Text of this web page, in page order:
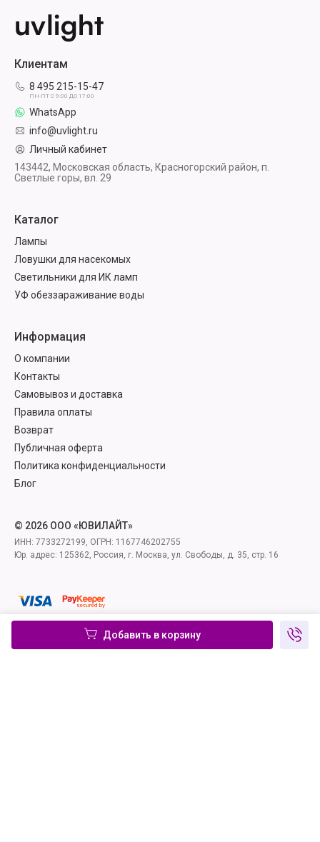
Добавить в корзину
Клиентам
8 495 215-15-47
ПН-ПТ С 9:00 ДО 17:00
WhatsApp
info@uvlight.ru
Личный кабинет
143442, Московская область, Красногорский район, п.
Светлые горы, вл. 29
Каталог
Лампы
Ловушки для насекомых
Светильники для ИК ламп
УФ обеззараживание воды
Информация
О компании
Контакты
Самовывоз и доставка
Правила оплаты
Возврат
Публичная оферта
Политика конфиденциальности
Блог
© 2026 ООО «ЮВИЛАЙТ»
ИНН: 7733272199, ОГРН: 1167746202755
Юр. адрес: 125362, Россия, г. Москва, ул. Свободы, д. 35, стр. 16